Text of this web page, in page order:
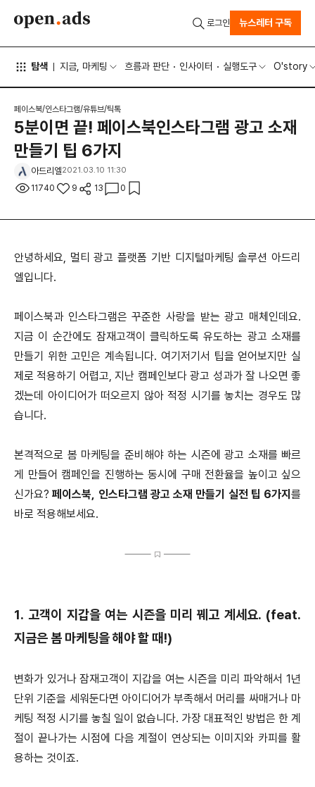
탐색 지금, 마케팅 흐름과 판단 인사이터 실행도구 O'story
로그인 뉴스레터 구독
페이스북/인스타그램/유튜브/틱톡
5분이면 끝! 페이스북인스타그램 광고 소재
만들기 팁 6가지
아드리엘2021.03.10 11:30
11740 9 13 0
안녕하세요, 멀티 광고 플랫폼 기반 디지털마케팅 솔루션 아드리
엘입니다.
페이스북과 인스타그램은 꾸준한 사랑을 받는 광고 매체인데요.
지금 이 순간에도 잠재고객이 클릭하도록 유도하는 광고 소재를
만들기 위한 고민은 계속됩니다. 여기저기서 팁을 얻어보지만 실
제로 적용하기 어렵고, 지난 캠페인보다 광고 성과가 잘 나오면 좋
겠는데 아이디어가 떠오르지 않아 적정 시기를 놓치는 경우도 많
습니다.
본격적으로 봄 마케팅을 준비해야 하는 시즌에 광고 소재를 빠르
게 만들어 캠페인을 진행하는 동시에 구매 전환율을 높이고 싶으
신가요?페이스북, 인스타그램 광고 소재 만들기 실전 팁 6가지 를
바로 적용해보세요.
1. 고객이 지갑을 여는 시즌을 미리 꿰고 계세요. (feat.
지금은 봄 마케팅을 해야 할 때!)
변화가 있거나 잠재고객이 지갑을 여는 시즌을 미리 파악해서 1년
단위 기준을 세워둔다면 아이디어가 부족해서 머리를 싸매거나 마
케팅 적정 시기를 놓칠 일이 없습니다. 가장 대표적인 방법은 한 계
절이 끝나가는 시점에 다음 계절이 연상되는 이미지와 카피를 활
용하는 것이죠.